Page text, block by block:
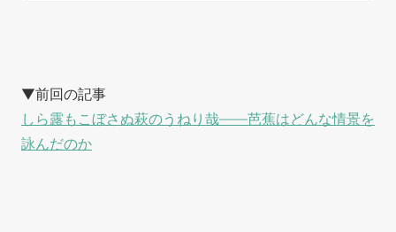
▼前回の記事
しら露もこぼさぬ萩のうねり哉——芭蕉はどんな情景を
詠んだのか